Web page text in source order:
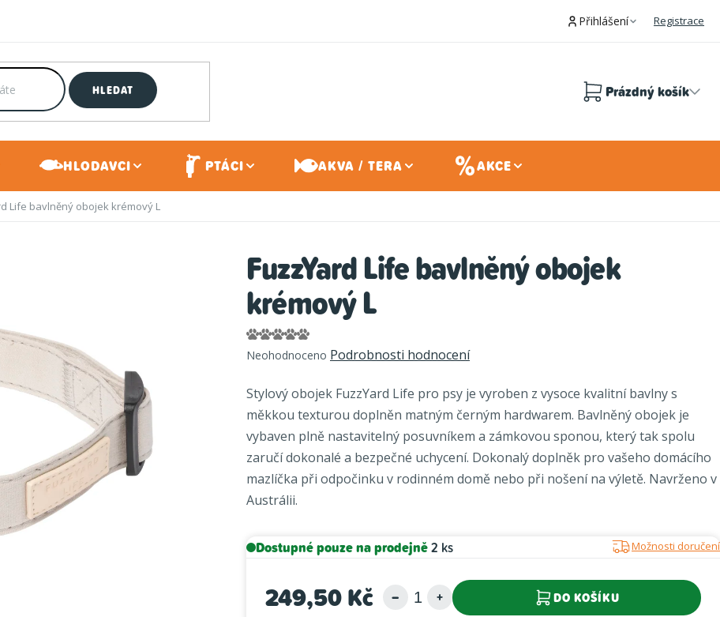
Přihlášení Registrace
HLEDAT Prázdný košík
HLODAVCI PTÁCI AKVA / TERA AKCE
Life bavlněný obojek krémový L
FuzzYard Life bavlněný obojek
krémový L
Průměrné
hodnocení
je
0,0
z
5
hvězdiček.
Neohodnoceno Podrobnosti hodnocení
Stylový obojek FuzzYard Life pro psy je vyroben z vysoce kvalitní bavlny s
měkkou texturou doplněn matným černým hardwarem. Bavlněný obojek je
vybaven plně nastavitelný posuvníkem a zámkovou sponou, který tak spolu
zaručí dokonalé a bezpečné uchycení. Dokonalý doplněk pro vašeho domácího
mazlíčka při odpočinku v rodinném domě nebo při nošení na výletě. Navrženo v
Austrálii.
Dostupné pouze na prodejně2 ks Možnosti doručení
249,50 Kč DO KOŠÍKU